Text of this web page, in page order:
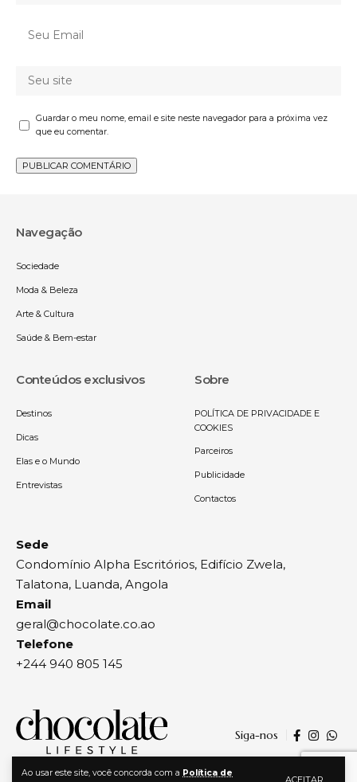
Ao usar este site, você concorda com a Política de
ACEITAR
Guardar o meu nome, email e site neste navegador para a próxima vez
que eu comentar.
Navegação
Sociedade
Moda & Beleza
Arte & Cultura
Saúde & Bem-estar
Conteúdos exclusivos
Destinos
Dicas
Elas e o Mundo
Entrevistas
Sobre
POLÍTICA DE PRIVACIDADE E
COOKIES
Parceiros
Publicidade
Contactos
Sede
Condomínio Alpha Escritórios, Edifício Zwela,
Talatona, Luanda, Angola
Email
geral@chocolate.co.ao
Telefone
+244 940 805 145
Siga-nos